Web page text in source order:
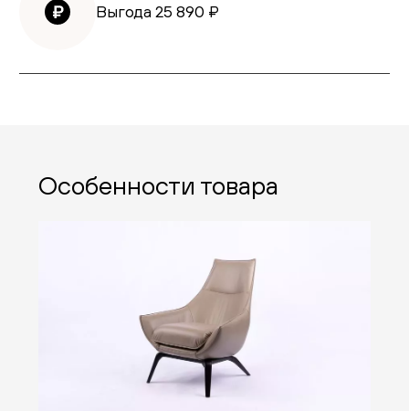
Выгода 25 890 ₽
Особенности товара